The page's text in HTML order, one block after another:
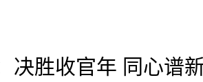
决胜收官年 同心谱